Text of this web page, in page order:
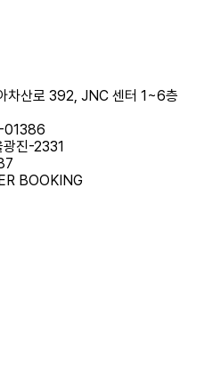
차산로 392, JNC 센터 1~6층
01386
진-2331
BOOKING